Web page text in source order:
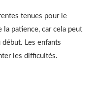
tenues pour le
la patience, car cela peut
Les enfants
les difficultés.